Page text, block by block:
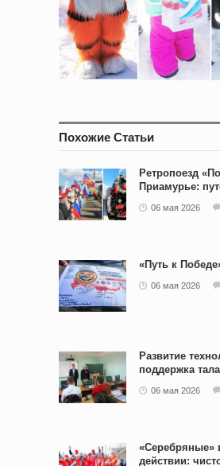
Похожие Статьи
Ретропоезд
Приамурье:
06 мая 2026
«Путь к
06 мая 2026
Развитие
поддержка
06 мая 2026
«Серебряные»
действии: